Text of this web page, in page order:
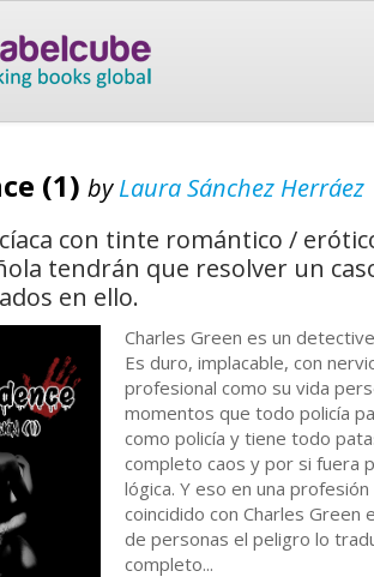
(1) byLaura Sánchez Herráez
con tinte romántico /
tendrán que resolver un
en ello.
Charles Green es un
Es duro, implacable, con
profesional como su vida
momentos que todo policía
como policía y tiene todo
completo caos y por si fuera
lógica. Y eso en una
coincidido con Charles
de personas el peligro lo
completo...